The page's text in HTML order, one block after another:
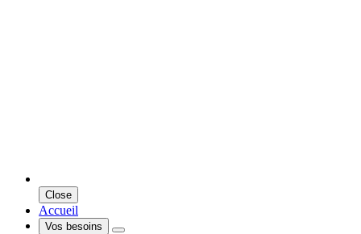
Close
Accueil
Vos besoins